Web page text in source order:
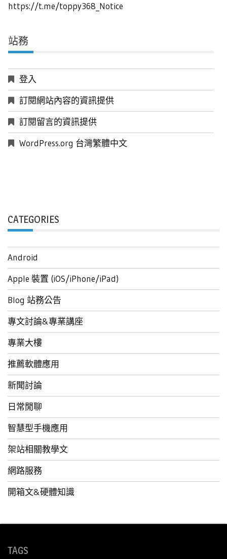
https://t.me/toppy368_Notice
站務
登入
訂閱網站內容的資訊提供
訂閱留言的資訊提供
WordPress.org 台灣繁體中文
CATEGORIES
Android
Apple 裝置 (iOS/iPhone/iPad)
Blog 站務公告
專文討論&專業講座
專業大樓
推薦軟體應用
新聞討論
日常閒聊
智慧型手機應用
架站相關教學文
網路服務
開箱文&硬體知識
TAGS